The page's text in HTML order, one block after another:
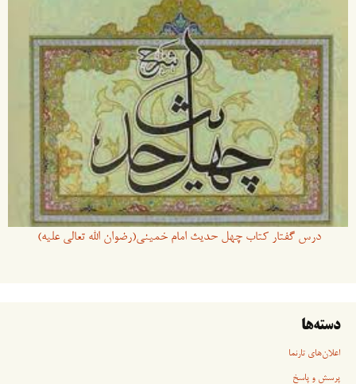
درس گفتار کتاب چهل حدیث امام خمینی(رضوان الله تعالی علیه)
دسته‌ها
اعلان‌های تارنما
پرسش و پاسخ